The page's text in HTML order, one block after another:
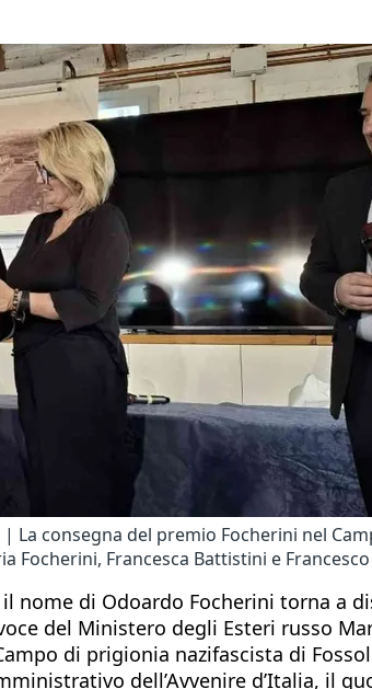
consegna del premio Focherini nel
Focherini, Francesca Battistini e
nome di Odoardo Focherini torna a
del Ministero degli Esteri russo
di prigionia nazifascista di
dell’Avvenire d’Italia, il